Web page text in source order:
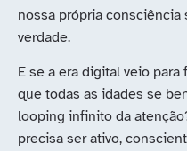
nossa própria
verdade.
E se a era digital veio
que todas as idades se
looping infinito da
precisa ser ativo,